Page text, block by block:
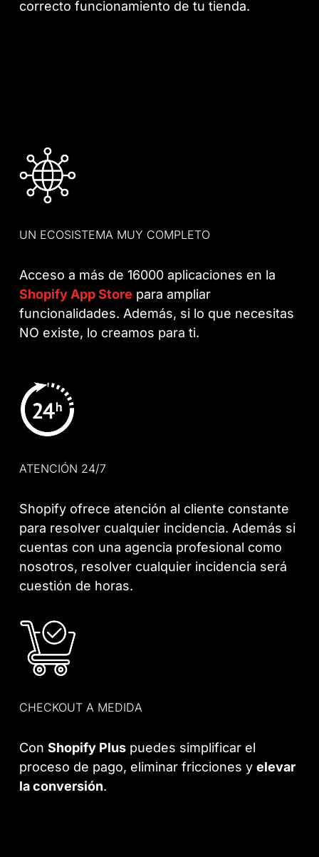
correcto funcionamiento de tu tienda.
UN ECOSISTEMA MUY COMPLETO
Acceso a más de 16000 aplicaciones en la
Shopify App Store para ampliar
funcionalidades. Además, si lo que necesitas
NO existe, lo creamos para ti.
ATENCIÓN 24/7
Shopify ofrece atención al cliente constante
para resolver cualquier incidencia. Además si
cuentas con una agencia profesional como
nosotros, resolver cualquier incidencia será
cuestión de horas.
CHECKOUT A MEDIDA
ConShopify Plus puedes simplificar el
proceso de pago, eliminar fricciones yelevar
la conversión.